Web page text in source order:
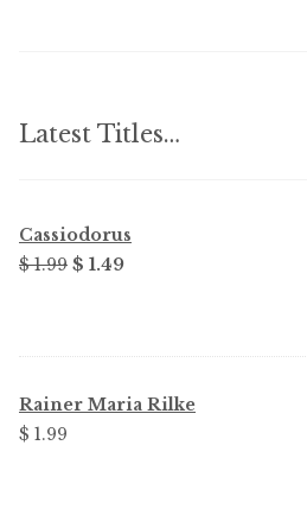
Latest Titles…
Cassiodorus
$ 1.99 Original
$ 1.99.
$ 1.49Current
$ 1.49.
Rainer Maria Rilke
$ 1.99